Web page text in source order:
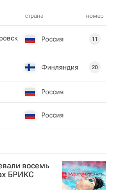
страна номер
Россия 11
Финляндия 20
Россия
Россия
восемь
БРИКС